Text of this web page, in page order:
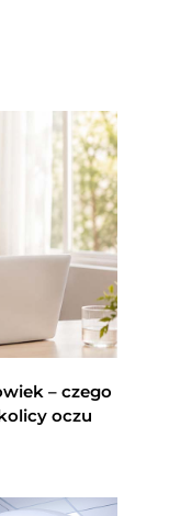
– czego
oczu